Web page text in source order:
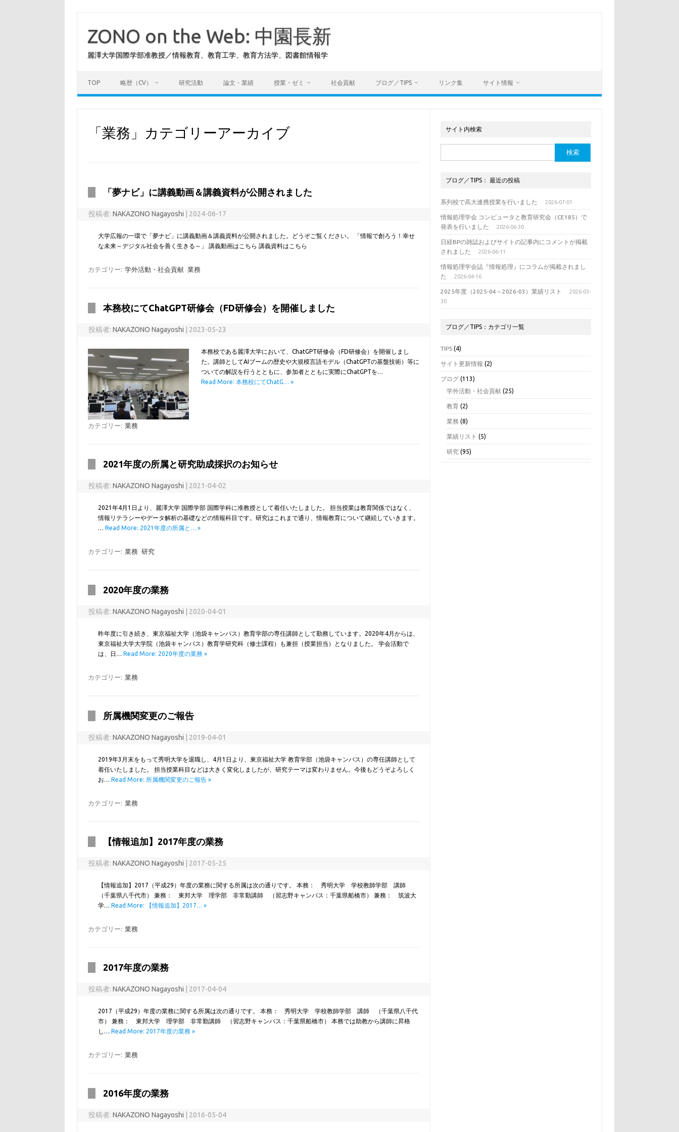
ZONO on the Web: 中園長新
麗澤大学国際学部准教授／情報教育、教育工学、教育方法学、図書館情報学
TOP 略歴（CV） 研究活動 論文・業績 授業・ゼミ 社会貢献 ブログ／TIPS リンク集 サイト情報
「業務 」カテゴリーアーカイブ
「夢ナビ」に講義動画＆講義資料が公開されました
投稿者:NAKAZONO Nagayoshi 2024-06-17
大学広報の一環で「夢ナビ」に講義動画＆講義資料が公開されました。どうぞご覧ください。 「情報で創ろう！幸せ
な未来～デジタル社会を善く生きる～」 講義動画はこちら 講義資料はこちら
カテゴリー: 学外活動・社会貢献 業務
本務校にてChatGPT研修会（FD研修会）を開催しました
投稿者:NAKAZONO Nagayoshi 2023-05-23
本務校である麗澤大学において、ChatGPT研修会（FD研修会）を開催しまし
た。講師としてAIブームの歴史や大規模言語モデル（ChatGPTの基盤技術）等に
ついての解説を行うとともに、参加者とともに実際にChatGPTを…
Read More: 本務校にてChatG… »
カテゴリー: 業務
2021年度の所属と研究助成採択のお知らせ
投稿者:NAKAZONO Nagayoshi 2021-04-02
2021年4月1日より、麗澤大学 国際学部 国際学科に准教授として着任いたしました。 担当授業は教育関係ではなく、
情報リテラシーやデータ解析の基礎などの情報科目です。研究はこれまで通り、情報教育について継続していきます。
… Read More: 2021年度の所属と… »
カテゴリー: 業務 研究
2020年度の業務
投稿者:NAKAZONO Nagayoshi 2020-04-01
昨年度に引き続き、東京福祉大学（池袋キャンパス）教育学部の専任講師として勤務しています。2020年4月からは、
東京福祉大学大学院（池袋キャンパス）教育学研究科（修士課程）も兼担（授業担当）となりました。 学会活動で
は、日… Read More: 2020年度の業務 »
カテゴリー: 業務
所属機関変更のご報告
投稿者:NAKAZONO Nagayoshi 2019-04-01
2019年3月末をもって秀明大学を退職し、4月1日より、東京福祉大学 教育学部（池袋キャンパス）の専任講師として
着任いたしました。 担当授業科目などは大きく変化しましたが、研究テーマは変わりません。今後もどうぞよろしく
お… Read More: 所属機関変更のご報告 »
カテゴリー: 業務
【情報追加】2017年度の業務
投稿者:NAKAZONO Nagayoshi 2017-05-25
【情報追加】2017（平成29）年度の業務に関する所属は次の通りです。 本務： 秀明大学 学校教師学部 講師
（千葉県八千代市） 兼務： 東邦大学 理学部 非常勤講師 （習志野キャンパス：千葉県船橋市） 兼務： 筑波大
学… Read More: 【情報追加】2017… »
カテゴリー: 業務
2017年度の業務
投稿者:NAKAZONO Nagayoshi 2017-04-04
2017（平成29）年度の業務に関する所属は次の通りです。 本務： 秀明大学 学校教師学部 講師 （千葉県八千代
市） 兼務： 東邦大学 理学部 非常勤講師 （習志野キャンパス：千葉県船橋市） 本務では助教から講師に昇格
し… Read More: 2017年度の業務 »
カテゴリー: 業務
2016年度の業務
投稿者:NAKAZONO Nagayoshi 2016-05-04
サイト内検索
索:
ブログ／TIPS： 最近の投稿
系列校で高大連携授業を行いました 2026-07-01
情報処理学会 コンピュータと教育研究会（CE185）で
発表を行いました
2026-06-30
日経BPの雑誌およびサイトの記事内にコメントが掲載
されました
2026-06-11
情報処理学会誌『情報処理』にコラムが掲載されまし
た
2026-04-16
2025年度（2025-04～2026-03）業績リスト
2026-03-
30
ブログ／TIPS：カテゴリ一覧
TIPS (4)
サイト更新情報 (2)
ブログ (113)
学外活動・社会貢献 (25)
教育 (2)
業務 (8)
業績リスト (5)
研究 (95)